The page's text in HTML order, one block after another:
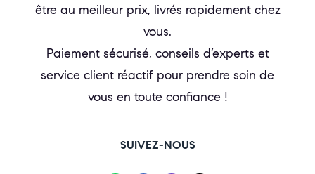
être au meilleur prix, livrés rapidement chez
vous.
Paiement sécurisé, conseils d’experts et
service client réactif pour prendre soin de
vous en toute confiance !
SUIVEZ-NOUS